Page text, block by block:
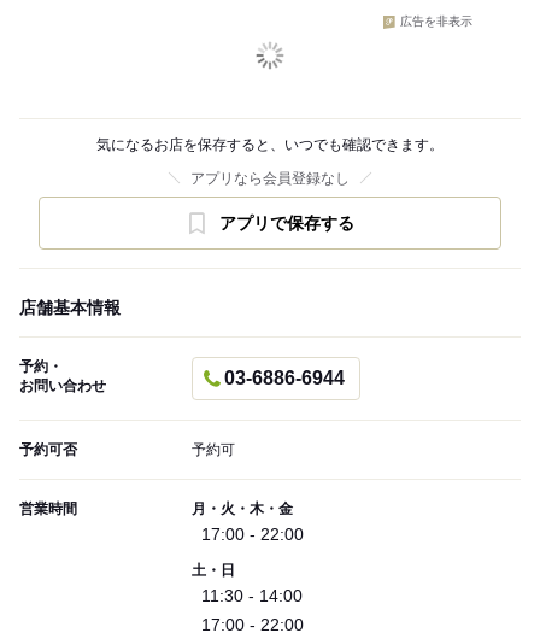
広告を非表示
気になるお店を保存すると、いつでも確認できます。
アプリなら会員登録なし
アプリで保存する
店舗基本情報
予約・
お問い合わせ
03-6886-6944
予約可否 予約可
営業時間 月・火・木・金
17:00 - 22:00
土・日
11:30 - 14:00
17:00 - 22:00